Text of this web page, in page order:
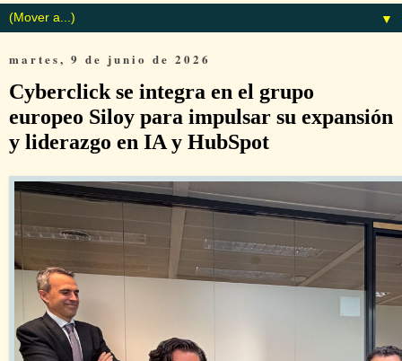
▼
martes, 9 de junio de 2026
Cyberclick se integra en el grupo
europeo Siloy para impulsar su expansión
y liderazgo en IA y HubSpot